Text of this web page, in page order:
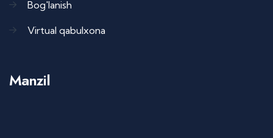
Bog'lanish
Virtual qabulxona
Manzil